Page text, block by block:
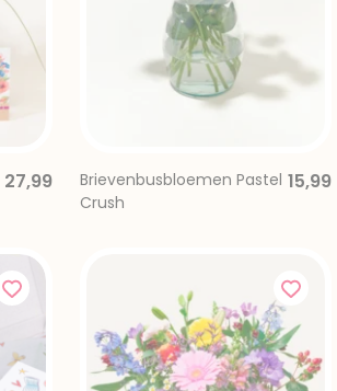
27,99
Brievenbusbloemen Pastel
Crush
15,99